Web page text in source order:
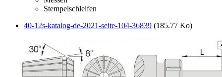
Stempelschleifen
40-12s-katalog-de-2021-seite-104-36839 (185.77 Ko)